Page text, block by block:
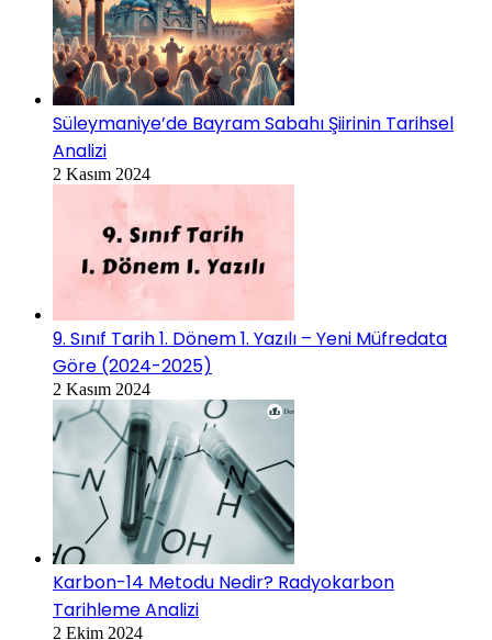
Süleymaniye’de Bayram Sabahı Şiirinin Tarihsel
Analizi
2 Kasım 2024
9. Sınıf Tarih 1. Dönem 1. Yazılı – Yeni Müfredata
Göre (2024-2025)
2 Kasım 2024
Karbon-14 Metodu Nedir? Radyokarbon
Tarihleme Analizi
2 Ekim 2024